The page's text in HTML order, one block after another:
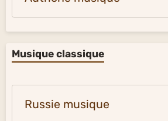
Musique classique
Russie musique